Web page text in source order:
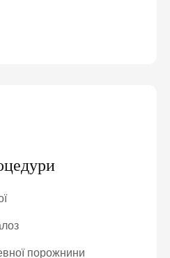
порожнини